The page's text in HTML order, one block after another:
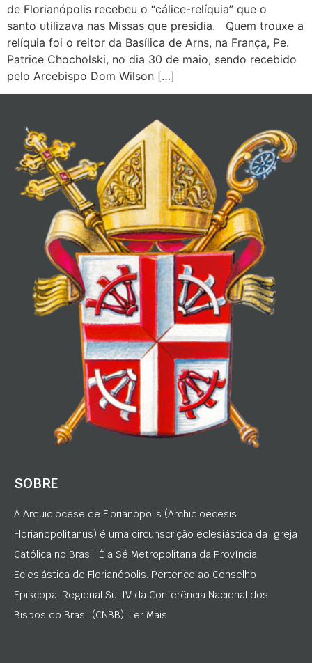
de Florianópolis recebeu o “cálice-relíquia” que o
santo utilizava nas Missas que presidia. Quem trouxe a
relíquia foi o reitor da Basílica de Arns, na França, Pe.
Patrice Chocholski, no dia 30 de maio, sendo recebido
pelo Arcebispo Dom Wilson […]
SOBRE
A Arquidiocese de Florianópolis (Archidioecesis
Florianopolitanus) é uma circunscrição eclesiástica da Igreja
Católica no Brasil. É a Sé Metropolitana da Província
Eclesiástica de Florianópolis. Pertence ao Conselho
Episcopal Regional Sul IV da Conferência Nacional dos
Bispos do Brasil (CNBB). Ler Mais